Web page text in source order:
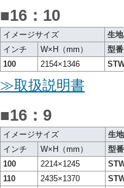
■16：10
イメージサイズ
生
インチ
W×H（mm）
型番
100
2154×1346
≫取扱説明書
■16：9
イメージサイズ
生
インチ
W×H（mm）
型番
100
2214×1245
110
2435×1370